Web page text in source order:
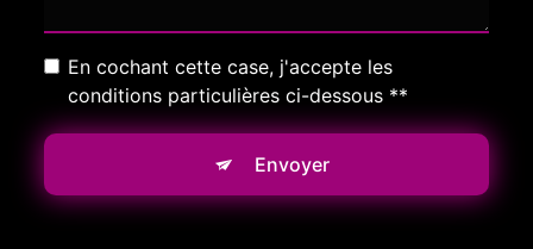
En cochant cette case, j'accepte les
conditions particulières ci-dessous **
Envoyer